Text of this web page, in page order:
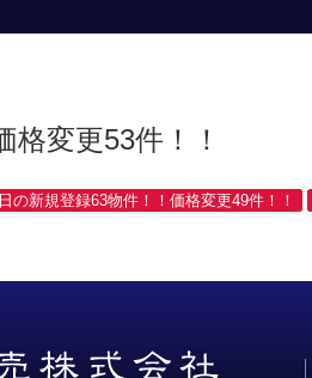
変更53件！！
の新規登録63物件！！価格変更49件！！